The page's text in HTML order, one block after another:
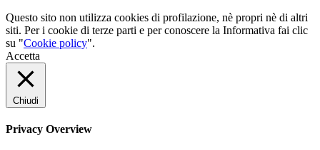
Questo sito non utilizza cookies di profilazione, nè propri nè di altri
siti. Per i cookie di terze parti e per conoscere la Informativa fai clic
su "Cookie policy".
Accetta
Chiudi
Privacy Overview